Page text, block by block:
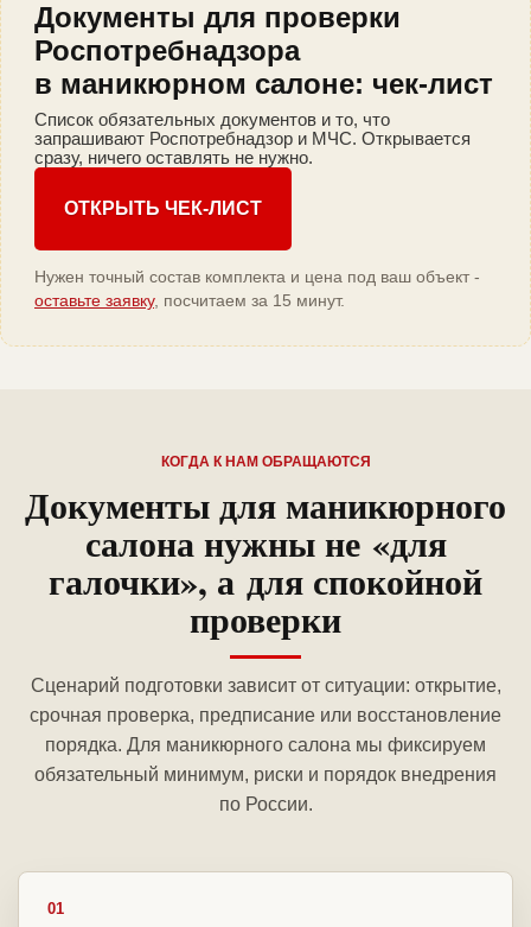
Документы для проверки
Роспотребнадзора
в маникюрном салоне: чек-лист
Список обязательных документов и то, что
запрашивают Роспотребнадзор и МЧС. Открывается
сразу, ничего оставлять не нужно.
ОТКРЫТЬ ЧЕК-ЛИСТ
Нужен точный состав комплекта и цена под ваш объект -
оставьте заявку, посчитаем за 15 минут.
КОГДА К НАМ ОБРАЩАЮТСЯ
Документы для маникюрного
салона нужны не «для
галочки», а для спокойной
проверки
Сценарий подготовки зависит от ситуации: открытие,
срочная проверка, предписание или восстановление
порядка. Для маникюрного салона мы фиксируем
обязательный минимум, риски и порядок внедрения
по России.
01